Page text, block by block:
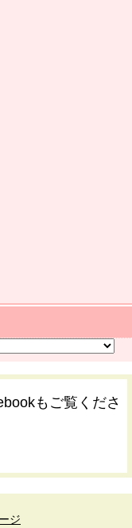
もご覧くださ
ジ